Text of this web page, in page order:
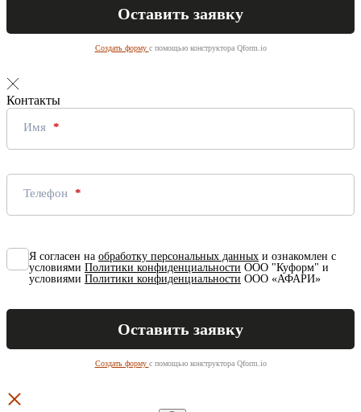
Создать форму с помощью конструктора Qform.io
Контакты
Имя
Телефон
Я согласен на обработку персональных данных и ознакомлен с
условиями Политики конфиденциальности ООО "Куформ" и
условиями Политики конфиденциальности ООО «АФАРИ»
Создать форму с помощью конструктора Qform.io